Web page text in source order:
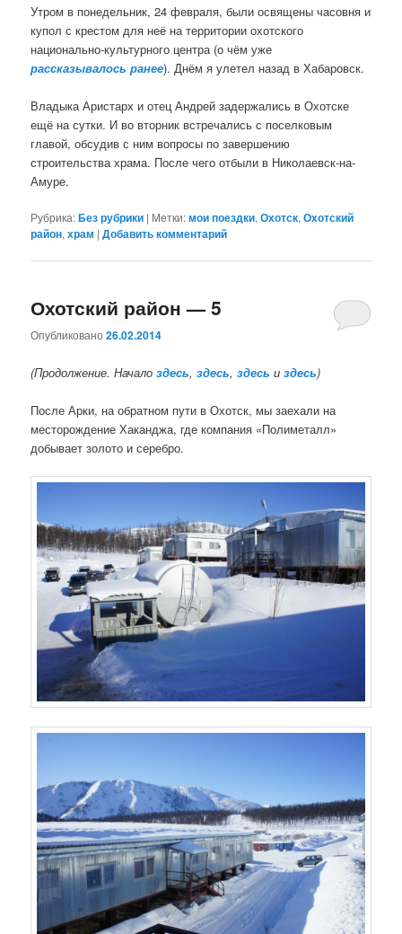
Утром в понедельник, 24 февраля, были освящены часовня и
купол с крестом для неё на территории охотского
национально-культурного центра (о чём уже
рассказывалось ранее). Днём я улетел назад в Хабаровск.
Владыка Аристарх и отец Андрей задержались в Охотске
ещё на сутки. И во вторник встречались с поселковым
главой, обсудив с ним вопросы по завершению
строительства храма. После чего отбыли в Николаевск-на-
Амуре.
Рубрика:Без рубрики | Метки:мои поездки,Охотск,Охотский
район,храм |Добавить комментарий
Охотский район — 5
Опубликовано26.02.2014
(Продолжение. Началоздесь,здесь,здесь издесь)
После Арки, на обратном пути в Охотск, мы заехали на
месторождение Хаканджа, где компания «Полиметалл»
добывает золото и серебро.